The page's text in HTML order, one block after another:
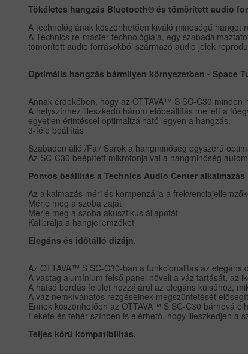
Tökéletes hangzás Bluetooth® és tömörített audio
A technológiának köszönhetően kiváló minoségű
A Technics re-master technológiája, egy
tömörített audio forrásokból származó audio jelek
Optimális hangzás bármilyen környezetben - Space
Annak érdekében, hogy az OTTAVA™ S SC-C30
A helyszínhez illeszkedő három előbeállítás mellett a
egyetlen érintéssel optimalizálható legyen a hangzás.
3-féle beállítás
Szabadon álló /Fal/ Sarok a hangminőség egyszerű
Az SC-C30 beépített mikrofonjaival a hangminőség
Pontos beállítás a Technics Audio Center
Az alkalmazás méri és kompenzálja a
Mérje meg a szoba zaját
Mérje meg a szoba akusztikus állapotát
Kalibrálja a hangjellemzőket
Elegáns és időtálló dizájn.
Az OTTAVA™ S SC-C30-ban a funkcionalitás az elegáns
A vastag alumínium felső panel növeli a váz tartását, az
A hátsó bordás felület hozzájárul az elegáns külsőhöz,
A váz nemkívánatos rezgéseinek megszüntetését
Ennek köszönhetően az OTTAVA™ S SC-C30 bárhová
Fekete és fehér színben is elérhető, hogy illeszkedjen a
Teljes körű kompatibilitás.